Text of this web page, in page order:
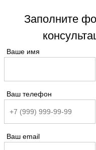
Заполните
Ваше имя
Ваш телефон
Ваш email